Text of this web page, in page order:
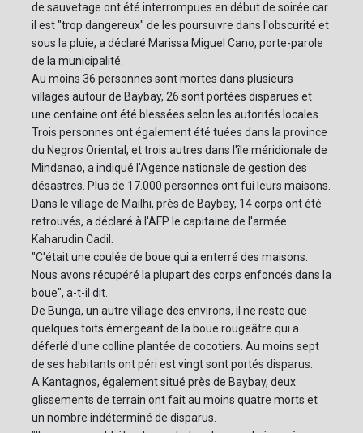
de sauvetage ont été interrompues en début de soirée car
il est "trop dangereux" de les poursuivre dans l'obscurité et
sous la pluie, a déclaré Marissa Miguel Cano, porte-parole
de la municipalité.
Au moins 36 personnes sont mortes dans plusieurs
villages autour de Baybay, 26 sont portées disparues et
une centaine ont été blessées selon les autorités locales.
Trois personnes ont également été tuées dans la province
du Negros Oriental, et trois autres dans l'île méridionale de
Mindanao, a indiqué l'Agence nationale de gestion des
désastres. Plus de 17.000 personnes ont fui leurs maisons.
Dans le village de Mailhi, près de Baybay, 14 corps ont été
retrouvés, a déclaré à l'AFP le capitaine de l'armée
Kaharudin Cadil.
"C'était une coulée de boue qui a enterré des maisons.
Nous avons récupéré la plupart des corps enfoncés dans la
boue", a-t-il dit.
De Bunga, un autre village des environs, il ne reste que
quelques toits émergeant de la boue rougeâtre qui a
déferlé d'une colline plantée de cocotiers. Au moins sept
de ses habitants ont péri est vingt sont portés disparus.
A Kantagnos, également situé près de Baybay, deux
glissements de terrain ont fait au moins quatre morts et
un nombre indéterminé de disparus.